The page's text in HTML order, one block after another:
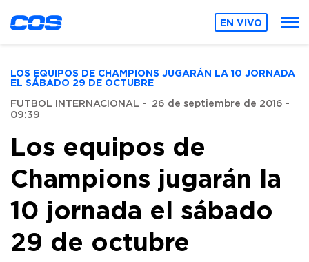
EN VIVO
LOS EQUIPOS DE CHAMPIONS JUGARÁN LA 10 JORNADA
EL SÁBADO 29 DE OCTUBRE
FUTBOL INTERNACIONAL - 26 de septiembre de 2016 -
09:39
Los equipos de
Champions jugarán la
10 jornada el sábado
29 de octubre